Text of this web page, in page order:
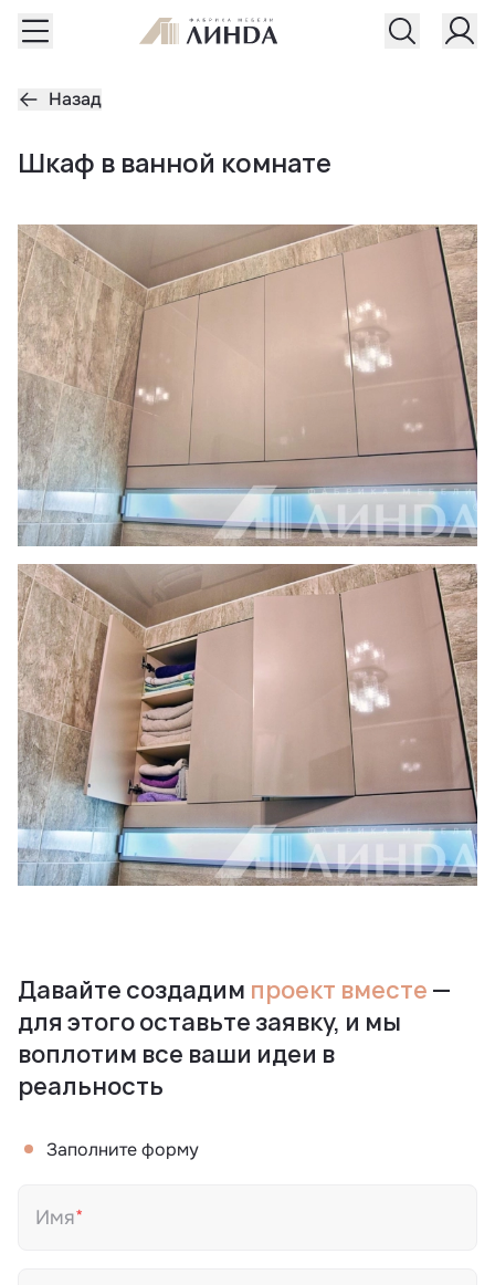
Назад
Шкаф в ванной комнате
Давайте создадим проект вместе —
для этого оставьте заявку, и мы
воплотим все ваши идеи в
реальность
Заполните форму
Имя